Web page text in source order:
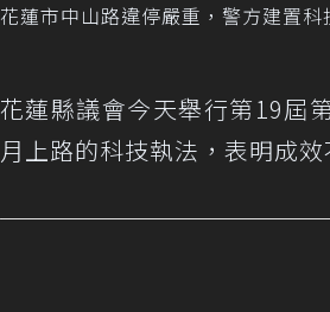
花蓮市中山路違停嚴重，警方建置
花蓮縣議會今天舉行第19屆
月上路的科技執法，表明成